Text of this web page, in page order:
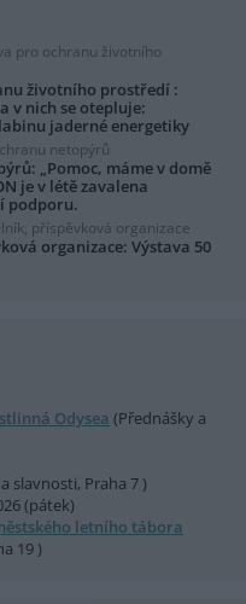
pro ochranu životního
životního prostředí :
v nich se otepluje:
jaderné energetiky
netopýrů
„Pomoc, máme v domě
je v létě zavalena
podporu.
příspěvková organizace
organizace: Výstava 50
Odysea (Přednášky a
slavnosti, Praha 7 )
(pátek)
letního tábora
19 )